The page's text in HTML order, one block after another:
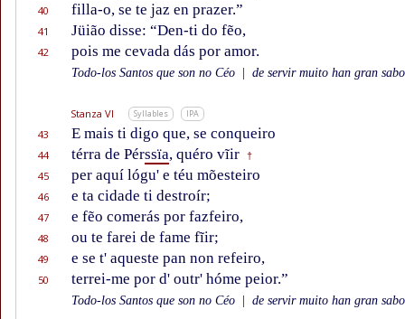
40 filla-o, se te jaz en prazer.”
41 Jüião disse: “Den-ti do fẽo,
42 pois me cevada dás por amor.
Todo-los Santos que son no Céo de servir muito han gran
Stanza VI Syllables IPA
43 E mais ti digo que, se conqueiro
44 térra de Pérssïa, quéro vĩir †
45 per aquí lógu' e téu mõesteiro
46 e ta cidade ti destroír;
47 e fẽo comerás por fazfeiro,
48 ou te farei de fame fĩir;
49 e se t' aqueste pan non refeiro,
50 terrei-me por d' outr' hóme peior.”
Todo-los Santos que son no Céo de servir muito han gran